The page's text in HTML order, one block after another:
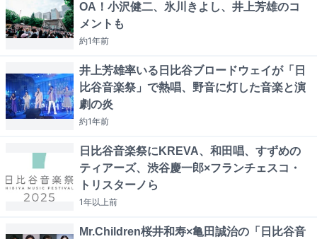
OA！小沢健二、氷川きよし、井上芳雄のコ
メントも
約1年前
井上芳雄率いる日比谷ブロードウェイが「日
比谷音楽祭」で熱唱、野音に灯した音楽と演
劇の炎
約1年前
日比谷音楽祭にKREVA、和田唱、すずめの
ティアーズ、渋谷慶一郎×フランチェスコ・
トリスターノら
1年以上前
Mr.Children桜井和寿×亀田誠治の「日比谷音